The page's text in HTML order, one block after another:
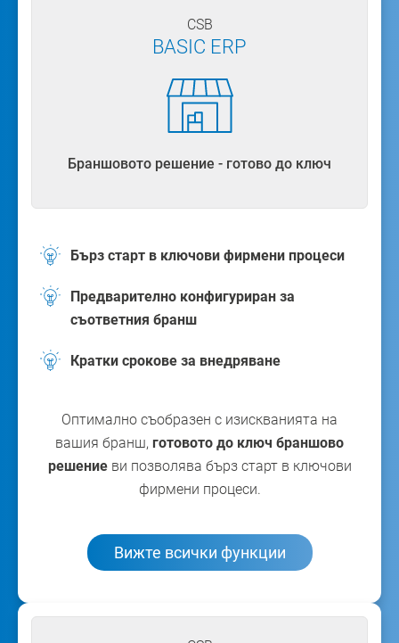
CSB
BASIC ERP
Браншовото решение - готово до ключ
Бърз старт в ключови фирмени процеси
Предварително конфигуриран за
съответния бранш
Кратки срокове за внедряване
Оптимално съобразен с изискванията на
вашия бранш, готовото до ключ браншово
решениеви позволява бърз старт в ключови
фирмени процеси.
Вижте всички функции